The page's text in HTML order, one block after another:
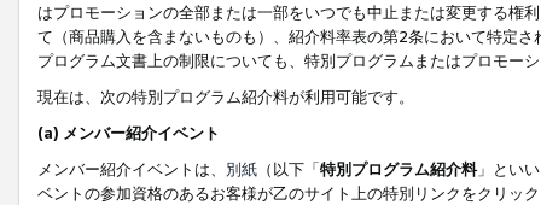
はプロモーションの全部または一部をいつでも中止または変更する権
て（商品購入を含まないものも）、紹介料率表の第2条において特定
プログラム文書上の制限についても、特別プログラムまたはプロモー
現在は、次の特別プログラム紹介料が利用可能です。
(a) メンバー紹介イベント
メンバー紹介イベントは、 別紙 （以下「特別プログラム紹介料」とい
ベントの参加資格のあるお客様が乙のサイト上の特別リンクをクリッ